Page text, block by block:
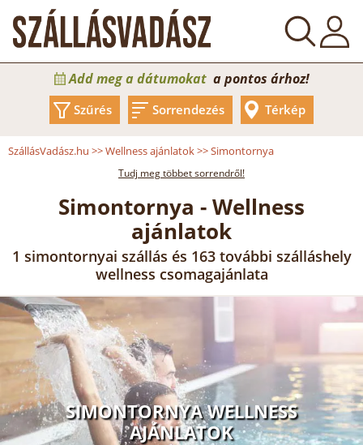
Add meg a dátumokat a pontos árhoz!
Szűrés Sorrendezés Térkép
SzállásVadász.hu >>Wellness ajánlatok>>Simontornya
Tudj meg többet sorrendről!
Simontornya - Wellness
ajánlatok
1 simontornyai szállás és 163 további szálláshely
wellness csomagajánlata
SIMONTORNYA WELLNESS
AJÁNLATOK